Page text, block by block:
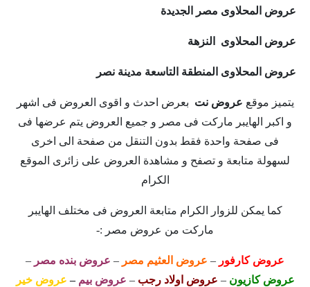
عروض المحلاوى مصر الجديدة
عروض المحلاوى النزهة
عروض المحلاوى المنطقة التاسعة مدينة نصر
يتميز موقع عروض نت بعرض احدث و اقوى العروض فى اشهر
و اكبر الهايبر ماركت فى مصر و جميع العروض يتم عرضها فى
فى صفحة واحدة فقط بدون التنقل من صفحة الى اخرى
لسهولة متابعة و تصفح و مشاهدة العروض على زائرى الموقع
الكرام
كما يمكن للزوار الكرام متابعة العروض فى مختلف الهايبر
ماركت من عروض مصر :-
عروض كارفور – عروض العثيم مصر – عروض بنده مصر –
عروض كازيون– عروض اولاد رجب– عروض بيم – عروض خير